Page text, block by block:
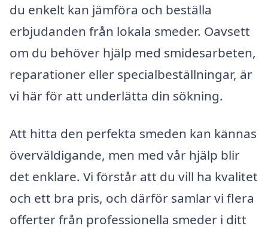
du enkelt kan jämföra och beställa
erbjudanden från lokala smeder. Oavsett
om du behöver hjälp med smidesarbeten,
reparationer eller specialbeställningar, är
vi här för att underlätta din sökning.
Att hitta den perfekta smeden kan kännas
överväldigande, men med vår hjälp blir
det enklare. Vi förstår att du vill ha kvalitet
och ett bra pris, och därför samlar vi flera
offerter från professionella smeder i ditt